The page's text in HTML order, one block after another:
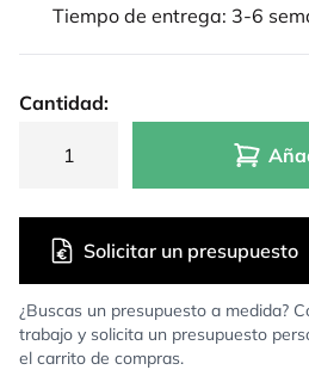
Tiempo de entrega: 3-6
Cantidad:
¿Buscas un presupuesto a medida?
trabajo y solicita un presupuesto
el carrito de compras.
Solicitar un presupuesto